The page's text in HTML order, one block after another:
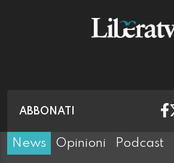
ABBONATI
News Opinioni Podcast